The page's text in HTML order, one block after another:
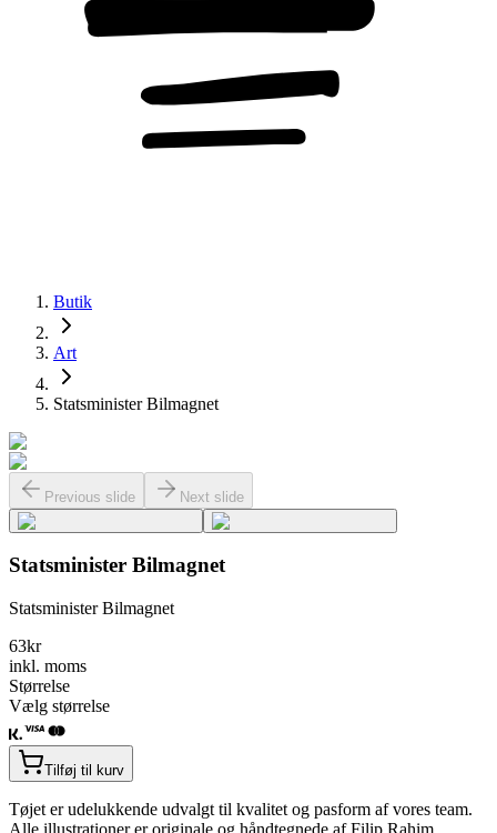
Butik
Art
Statsminister Bilmagnet
Previous slide Next slide
Statsminister Bilmagnet
Statsminister Bilmagnet
63kr
inkl. moms
Størrelse
Vælg størrelse
Tilføj til kurv
Tøjet er udelukkende udvalgt til kvalitet og pasform af vores team.